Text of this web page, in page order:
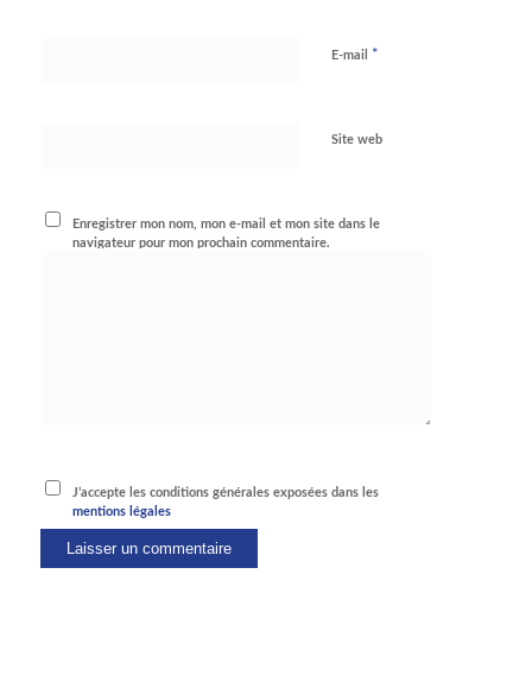
E-mail *
Site web
Enregistrer mon nom, mon e-mail et mon site dans le
navigateur pour mon prochain commentaire.
J’accepte les conditions générales exposées dans les
mentions légales